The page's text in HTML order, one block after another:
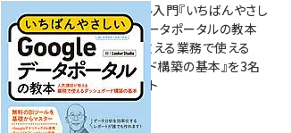
無料BIツール入門『いちばんやさし
いGoogleデータポータルの教本
人気講師が教える業務で使える
ダッシュボード構築の基本』を3名
様にプレゼント
7月31日 10:00